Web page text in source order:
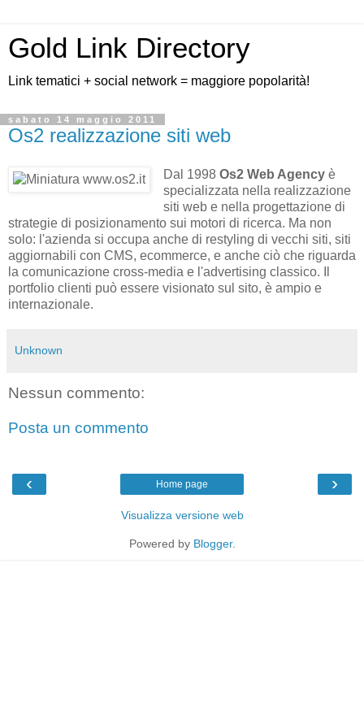
Gold Link Directory
Link tematici + social network = maggiore popolarità!
sabato 14 maggio 2011
Os2 realizzazione siti web
Dal 1998 Os2 Web Agencyè
specializzata nella realizzazione
siti web e nella progettazione di
strategie di posizionamento sui motori di ricerca. Ma non
solo: l'azienda si occupa anche di restyling di vecchi siti, siti
aggiornabili con CMS, ecommerce, e anche ciò che riguarda
la comunicazione cross-media e l'advertising classico. Il
portfolio clienti può essere visionato sul sito, è ampio e
internazionale.
Unknown
Nessun commento:
Posta un commento
‹ ›
Home page
Visualizza versione web
Powered by Blogger.